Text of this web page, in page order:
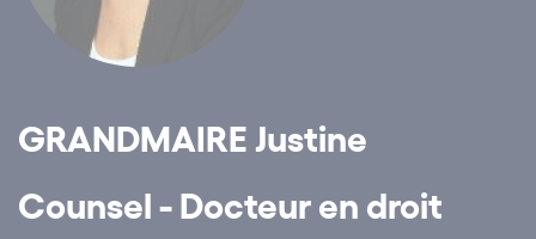
GRANDMAIRE Justine
Counsel - Docteur en droit